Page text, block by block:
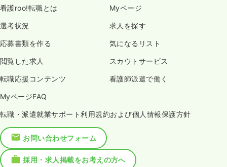
看護roo!転職とは Myページ
選考状況 求人を探す
応募書類を作る 気になるリスト
閲覧した求人 スカウトサービス
転職応援コンテンツ 看護師派遣で働く
MyページFAQ
転職・派遣就業サポート利用規約および個人情報保護方針
お問い合わせフォーム
採用・求人掲載をお考えの方へ